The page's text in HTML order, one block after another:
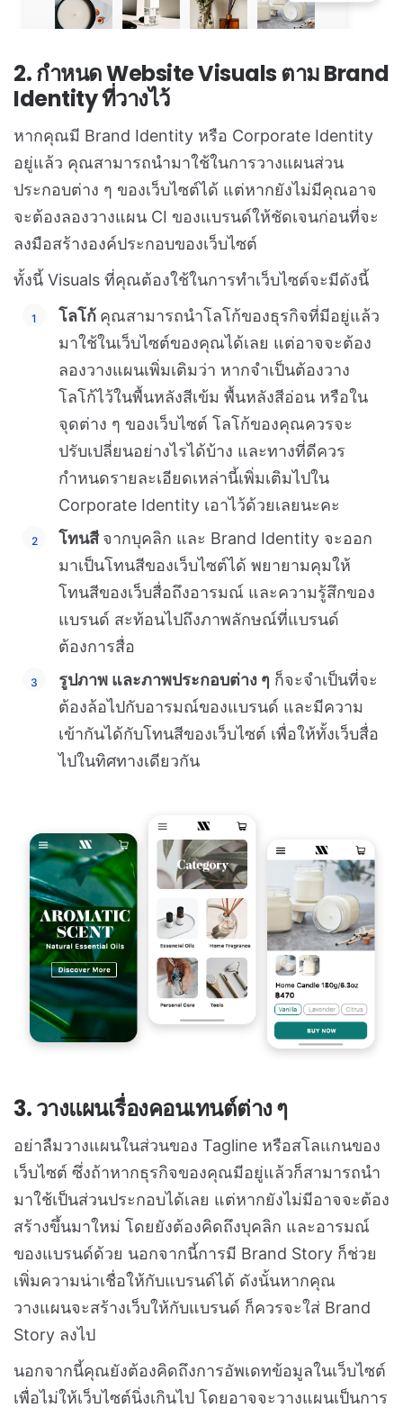
2. กำหนด Website Visuals ตาม Brand
Identity ที่วางไว้
หากคุณมี Brand Identity หรือ Corporate Identity
อยู่แล้ว คุณสามารถนำมาใช้ในการวางแผนส่วน
ประกอบต่าง ๆ ของเว็บไซต์ได้ แต่หากยังไม่มีคุณอาจ
จะต้องลองวางแผน CI ของแบรนด์ให้ชัดเจนก่อนที่จะ
ลงมือสร้างองค์ประกอบของเว็บไซต์
ทั้งนี้ Visuals ที่คุณต้องใช้ในการทำเว็บไซต์จะมีดังนี้
โลโก้ คุณสามารถนำโลโก้ของธุรกิจที่มีอยู่แล้ว
มาใช้ในเว็บไซต์ของคุณได้เลย แต่อาจจะต้อง
ลองวางแผนเพิ่มเติมว่า หากจำเป็นต้องวาง
โลโก้ไว้ในพื้นหลังสีเข้ม พื้นหลังสีอ่อน หรือใน
จุดต่าง ๆ ของเว็บไซต์ โลโก้ของคุณควรจะ
ปรับเปลี่ยนอย่างไรได้บ้าง และทางที่ดีควร
กำหนดรายละเอียดเหล่านี้เพิ่มเติมไปใน
Corporate Identity เอาไว้ด้วยเลยนะคะ
โทนสีจากบุคลิก และ Brand Identity จะออก
มาเป็นโทนสีของเว็บไซต์ได้ พยายามคุมให้
โทนสีของเว็บสื่อถึงอารมณ์ และความรู้สึกของ
แบรนด์ สะท้อนไปถึงภาพลักษณ์ที่แบรนด์
ต้องการสื่อ
รูปภาพ และภาพประกอบต่าง ๆ ก็จะจำเป็นที่จะ
ต้องล้อไปกับอารมณ์ของแบรนด์ และมีความ
เข้ากันได้กับโทนสีของเว็บไซต์ เพื่อให้ทั้งเว็บสื่อ
ไปในทิศทางเดียวกัน
3. วางแผนเรื่องคอนเทนต์ต่าง ๆ
อย่าลืมวางแผนในส่วนของ Tagline หรือสโลแกนของ
เว็บไซต์ ซึ่งถ้าหากธุรกิจของคุณมีอยู่แล้วก็สามารถนำ
มาใช้เป็นส่วนประกอบได้เลย แต่หากยังไม่มีอาจจะต้อง
สร้างขึ้นมาใหม่ โดยยังต้องคิดถึงบุคลิก และอารมณ์
ของแบรนด์ด้วย นอกจากนี้การมี Brand Story ก็ช่วย
เพิ่มความน่าเชื่อให้กับแบรนด์ได้ ดังนั้นหากคุณ
วางแผนจะสร้างเว็บให้กับแบรนด์ ก็ควรจะใส่ Brand
Story ลงไป
นอกจากนี้คุณยังต้องคิดถึงการอัพเดทข้อมูลในเว็บไซต์
เพื่อไม่ให้เว็บไซต์นิ่งเกินไป โดยอาจจะวางแผนเป็นการ